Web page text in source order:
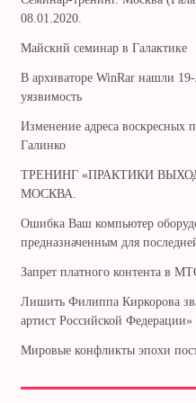
08.01.2020.
Майский семинар в Галактике
В архиваторе WinRar нашли
уязвимость
Изменение адреса воскресных
Галинко
ТРЕНИНГ «ПРАКТИКИ
МОСКВА.
Ошибка Ваш компьютер
предназначенным для
Запрет платного контента в
Лишить Филиппа Киркорова
артист Российской Федерации»
Мировые конфликты эпохи